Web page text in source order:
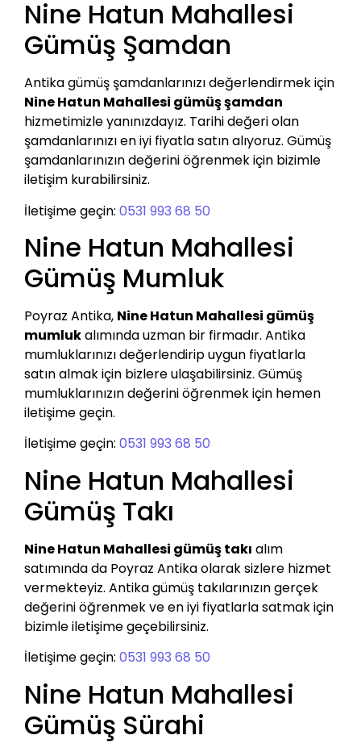
Nine Hatun Mahallesi
Gümüş Şamdan
Antika gümüş şamdanlarınızı değerlendirmek için
Nine Hatun Mahallesi gümüş şamdan
hizmetimizle yanınızdayız. Tarihi değeri olan
şamdanlarınızı en iyi fiyatla satın alıyoruz. Gümüş
şamdanlarınızın değerini öğrenmek için bizimle
iletişim kurabilirsiniz.
İletişime geçin: 0531 993 68 50
Nine Hatun Mahallesi
Gümüş Mumluk
Poyraz Antika, Nine Hatun Mahallesi gümüş
mumlukalımında uzman bir firmadır. Antika
mumluklarınızı değerlendirip uygun fiyatlarla
satın almak için bizlere ulaşabilirsiniz. Gümüş
mumluklarınızın değerini öğrenmek için hemen
iletişime geçin.
İletişime geçin: 0531 993 68 50
Nine Hatun Mahallesi
Gümüş Takı
Nine Hatun Mahallesi gümüş takı alım
satımında da Poyraz Antika olarak sizlere hizmet
vermekteyiz. Antika gümüş takılarınızın gerçek
değerini öğrenmek ve en iyi fiyatlarla satmak için
bizimle iletişime geçebilirsiniz.
İletişime geçin: 0531 993 68 50
Nine Hatun Mahallesi
Gümüş Sürahi